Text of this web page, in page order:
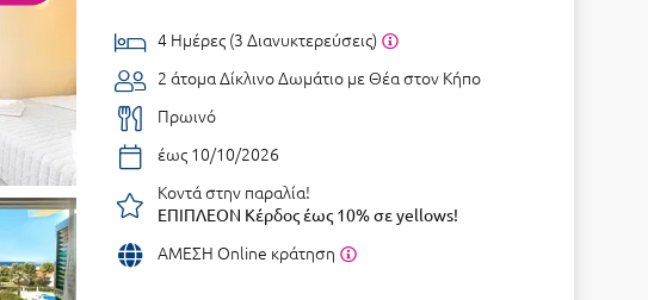
4 Ημέρες (3 Διανυκτερεύσεις)
2 άτομαΔίκλινο Δωμάτιο με Θέα στον Κήπο
Πρωινό
έως 10/10/2026
Κοντά στην παραλία!
ΕΠΙΠΛΕΟΝ Κέρδος έως 10% σε yellows!
ΑΜΕΣΗ Online κράτηση